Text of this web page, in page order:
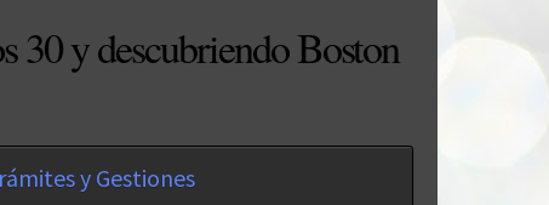
30 y descubriendo Boston
y Gestiones